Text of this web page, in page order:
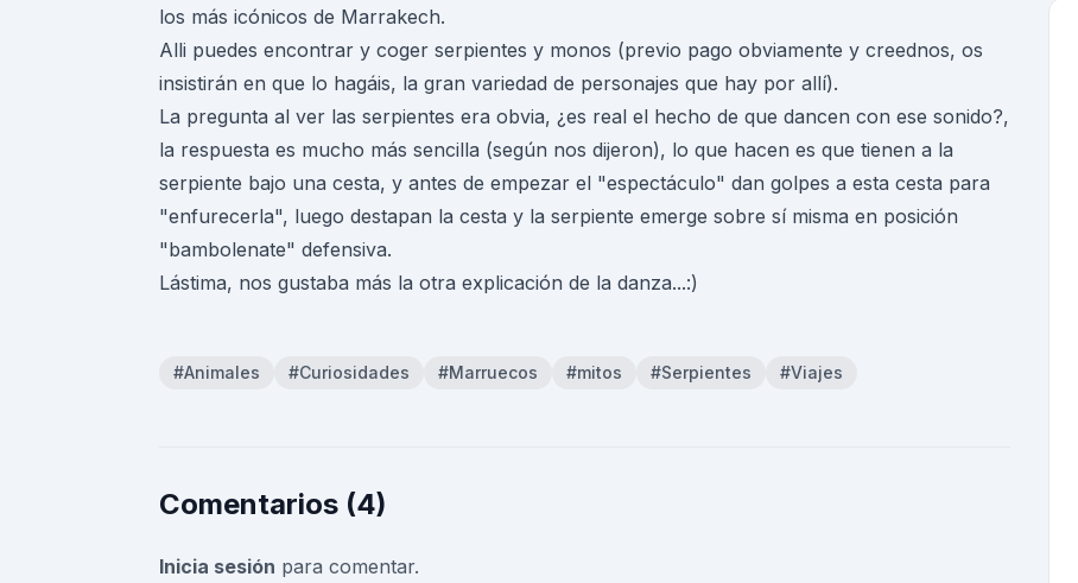
los más icónicos de Marrakech.
Alli puedes encontrar y coger serpientes y monos (previo pago obviamente y creednos, os
insistirán en que lo hagáis, la gran variedad de personajes que hay por allí).
La pregunta al ver las serpientes era obvia, ¿es real el hecho de que dancen con ese sonido?,
la respuesta es mucho más sencilla (según nos dijeron), lo que hacen es que tienen a la
serpiente bajo una cesta, y antes de empezar el "espectáculo" dan golpes a esta cesta para
"enfurecerla", luego destapan la cesta y la serpiente emerge sobre sí misma en posición
"bambolenate" defensiva.
Lástima, nos gustaba más la otra explicación de la danza...:)
#Animales #Curiosidades #Marruecos #mitos #Serpientes #Viajes
Comentarios (4)
Inicia sesión para comentar.